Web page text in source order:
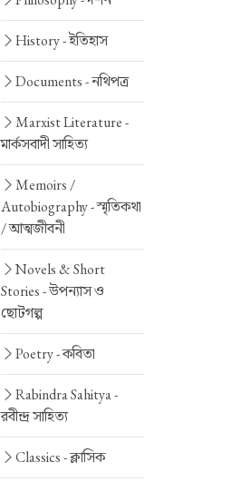
History -ইতিহাস
Documents -নথিপত্র
Marxist Literature -
মার্কসবাদী সাহিত্য
Memoirs /
Autobiography -স্মৃতিকথা
/ আত্মজীবনী
Novels & Short
Stories -উপন্যাস ও
ছোটগল্প
Poetry -কবিতা
Rabindra Sahitya -
রবীন্দ্র সাহিত্য
Classics -ক্লাসিক